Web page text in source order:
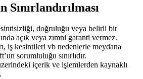
doğruluğu veya belirli bir
açık veya zımni garanti vermez.
iş kesintileri vb nedenlerle meydana
sorumluluğu sınırlıdır.
içerik ve işlemlerden kaynaklı